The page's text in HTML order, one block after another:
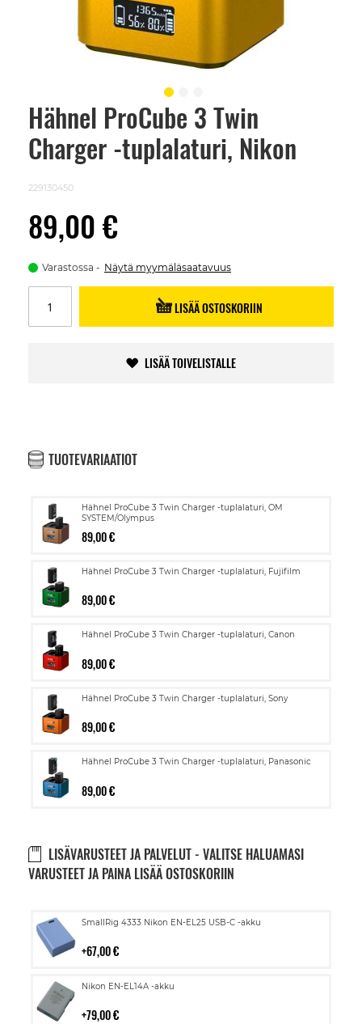
Hähnel ProCube 3 Twin
Charger -tuplalaturi, Nikon
229130450
89,00 €
Varastossa Näytä myymäläsaatavuus
LISÄÄ OSTOSKORIIN
LISÄÄ TOIVELISTALLE
TUOTEVARIAATIOT
Hähnel ProCube 3 Twin Charger -tuplalaturi, OM
SYSTEM/Olympus
89,00 €
Hähnel ProCube 3 Twin Charger -tuplalaturi, Fujifilm
89,00 €
Hähnel ProCube 3 Twin Charger -tuplalaturi, Canon
89,00 €
Hähnel ProCube 3 Twin Charger -tuplalaturi, Sony
89,00 €
Hähnel ProCube 3 Twin Charger -tuplalaturi, Panasonic
89,00 €
LISÄVARUSTEET JA PALVELUT - VALITSE HALUAMASI
VARUSTEET JA PAINA LISÄÄ OSTOSKORIIN
SmallRig 4333 Nikon EN-EL25 USB-C -akku
67,00 €
Lisää
Nikon EN-EL14A -akku
79,00 €
Lisää
Skip
beginning
images